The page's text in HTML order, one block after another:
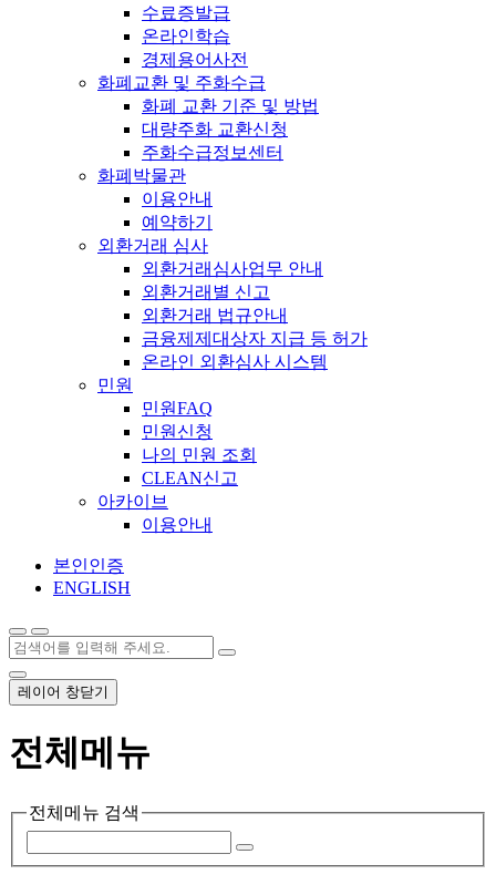
수료증발급
온라인학습
경제용어사전
화폐교환 및 주화수급
화폐 교환 기준 및 방법
대량주화 교환신청
주화수급정보센터
화폐박물관
이용안내
예약하기
외환거래 심사
외환거래심사업무 안내
외환거래별 신고
외환거래 법규안내
금융제제대상자 지급 등 허가
온라인 외환심사 시스템
민원
민원FAQ
민원신청
나의 민원 조회
CLEAN신고
아카이브
이용안내
본인인증
ENGLISH
레이어 창닫기
전체메뉴
전체메뉴 검색